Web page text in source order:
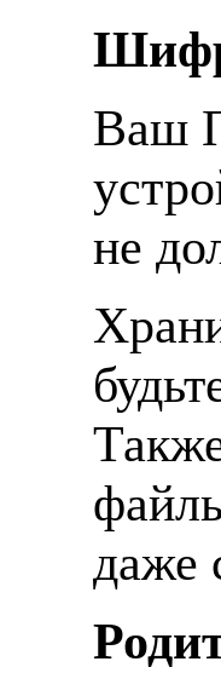
Ваш
не
даже